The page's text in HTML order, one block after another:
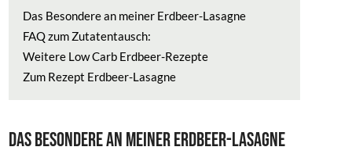
Das Besondere an meiner Erdbeer-Lasagne
FAQ zum Zutatentausch:
Weitere Low Carb Erdbeer-Rezepte
Zum Rezept Erdbeer-Lasagne
Das Besondere an meiner Erdbeer-Lasagne